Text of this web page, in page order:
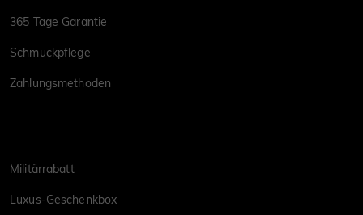
365 Tage Garantie
Schmuckpflege
Zahlungsmethoden
Militärrabatt
Luxus-Geschenkbox